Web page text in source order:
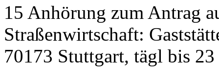
15 Anhörung zum Antrag
Straßenwirtschaft:
70173 Stuttgart, tägl bis